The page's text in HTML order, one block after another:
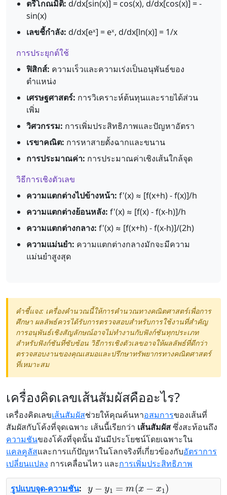
ตรีโกณมิติ: d/dx[sin(x)] = cos(x), d/dx[cos(x)] = -
sin(x)
เลขชี้กำลัง: d/dx[eˣ] = eˣ, d/dx[ln(x)] = 1/x
การประยุกต์ใช้
ฟิสิกส์: ความเร็วและความเร่งเป็นอนุพันธ์ของ
ตำแหน่ง
เศรษฐศาสตร์: การวิเคราะห์ต้นทุนและรายได้ส่วน
เพิ่ม
วิศวกรรม: การเพิ่มประสิทธิภาพและปัญหาอัตรา
เรขาคณิต: การหาสายตั้งฉากและขนาน
การประมาณค่า: การประมาณค่าเชิงเส้นใกล้จุด
วิธีการเชิงตัวเลข
ความแตกต่างไปข้างหน้า: f'(x) ≈ [f(x+h) - f(x)]/h
ความแตกต่างย้อนหลัง: f'(x) ≈ [f(x) - f(x-h)]/h
ความแตกต่างกลาง: f'(x) ≈ [f(x+h) - f(x-h)]/(2h)
ความแม่นยำ: ความแตกต่างกลางมักจะมีความ
แม่นยำสูงสุด
คำชี้แจง: เครื่องคำนวณนี้ให้การคำนวณทางคณิตศาสตร์เพื่อการ
ศึกษา ผลลัพธ์ควรได้รับการตรวจสอบสำหรับการใช้งานที่สำคัญ
การอนุพันธ์เชิงสัญลักษณ์อาจไม่ทำงานกับฟังก์ชันทุกประเภท
สำหรับฟังก์ชันที่ซับซ้อน วิธีการเชิงตัวเลขอาจให้ผลลัพธ์ที่ดีกว่า
ตรวจสอบงานของคุณเสมอและปรึกษาทรัพยากรทางคณิตศาสตร์
ที่เหมาะสม
เครื่องคิดเลขเส้นสัมผัสคืออะไร?
เครื่องคิดเลขเส้นสัมผัสช่วยให้คุณค้นหาอสมการของเส้นที่
สัมผัสกับโค้งที่จุดเฉพาะ เส้นนี้เรียกว่า เส้นสัมผัสซึ่งสะท้อนถึง
ความชันของโค้งที่จุดนั้น มันมีประโยชน์โดยเฉพาะใน
แคลคูลัสและการแก้ปัญหาในโลกจริงที่เกี่ยวข้องกับอัตราการ
เปลี่ยนแปลง การเคลื่อนไหว และการเพิ่มประสิทธิภาพ
รูปแบบจุด-ความชัน:
y−y1=m(x−x1)